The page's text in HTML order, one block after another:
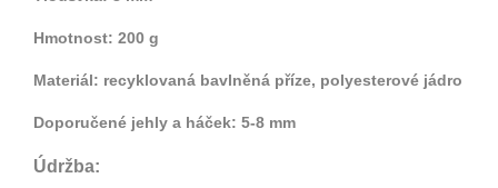
Hmotnost: 200 g
Materiál: recyklovaná bavlněná příze, polyesterové jádro
Doporučené jehly a háček: 5-8 mm
Údržba: